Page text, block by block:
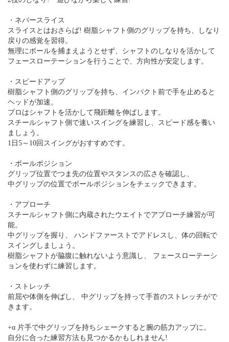
・ネバースライス
スライスとはおさらば! 樹脂シャフト側のグリップを持ち、しなり
戻りの感覚を習得。
無理にボールを捕まえようとせず、シャフトのしなりを活かして
フェースローテーションを行うことで、方向性が安定します。
・スピードアップ
樹脂シャフト側のグリップを持ち、インパクト前で手を止めると
ヘッドが加速。
プロはシャフトを活かして飛距離を伸ばします。
スチールシャフト側で速いスイングを練習し、スピード感を養い
ましょう。
1日5～10回スイングがおすすめです。
・ボールポジション
グリップ位置でつま先の位置やスタンスの広さを確認し、
中グリップの位置でボールポジションをチェックできます。
・アプローチ
スチールシャフト側に内蔵されたウエイトでアプローチ練習が可
能。
中グリップを握り、 ハンドファーストでアドレスし、体の回転で
スイングしましょう。
樹脂シャフトが脇腹に触れないよう意識し、 フェースローテーシ
ョンを使わずに練習します。
・ストレッチ
前屈や体側を伸ばし、 中グリップを持って手首のストレッチがで
きます。
+α 片手で中グリップを持ちシェークすると腕の筋力アップに。
自分に合った練習方法も見つかるかもしれません!